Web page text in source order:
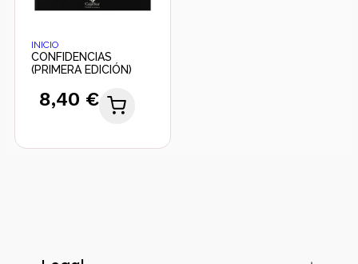
INICIO
CONFIDENCIAS
(PRIMERA EDICIÓN)
8,40 €